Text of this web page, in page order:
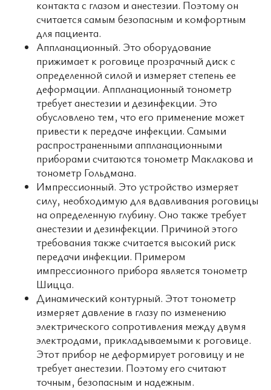
контакта с глазом и анестезии. Поэтому он
считается самым безопасным и комфортным
для пациента.
Аппланационный. Это оборудование
прижимает к роговице прозрачный диск с
определенной силой и измеряет степень ее
деформации. Аппланационный тонометр
требует анестезии и дезинфекции. Это
обусловлено тем, что его применение может
привести к передаче инфекции. Самыми
распространенными аппланационными
приборами считаются тонометр Маклакова и
тонометр Гольдмана.
Импрессионный. Это устройство измеряет
силу, необходимую для вдавливания роговицы
на определенную глубину. Оно также требует
анестезии и дезинфекции. Причиной этого
требования также считается высокий риск
передачи инфекции. Примером
импрессионного прибора является тонометр
Шицца.
Динамический контурный. Этот тонометр
измеряет давление в глазу по изменению
электрического сопротивления между двумя
электродами, прикладываемыми к роговице.
Этот прибор не деформирует роговицу и не
требует анестезии. Поэтому его считают
точным, безопасным и надежным.